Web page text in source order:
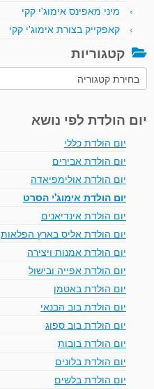
מיני מאפינס אימוג'י קקי
קאפקייק בצורת אימוג'י קקי
קטגוריות
קטגוריות
יום הולדת לפי נושא
יום הולדת כללי
יום הולדת אבירים
יום הולדת אולימפיאדה
יום הולדת אימוג'י הסרט
יום הולדת אינדיאנים
יום הולדת אליס בארץ הפלאות
יום הולדת אמנות ויצירה
יום הולדת אפייה ובישול
יום הולדת באטמן
יום הולדת בוב הבנאי
יום הולדת בוב ספוג
יום הולדת בובות
יום הולדת בלונים
יום הולדת בלשים